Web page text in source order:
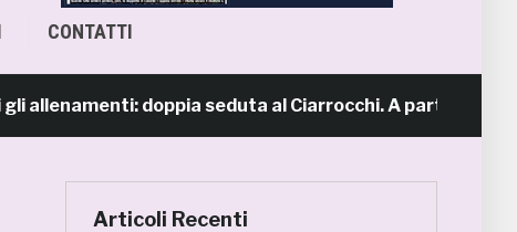
CONTATTI
doppia seduta al Ciarrocchi. A parte Tunjov
Articoli Recenti